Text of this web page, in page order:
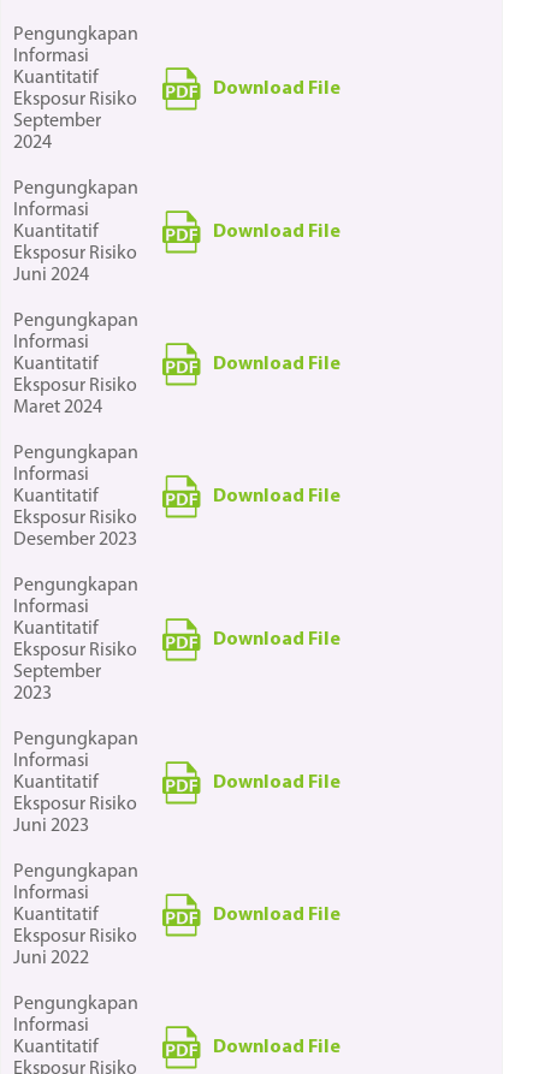
Pengungkapan
Informasi
Kuantitatif
Eksposur Risiko
September
2024
Download File
Pengungkapan
Informasi
Kuantitatif
Eksposur Risiko
Juni 2024
Download File
Pengungkapan
Informasi
Kuantitatif
Eksposur Risiko
Maret 2024
Download File
Pengungkapan
Informasi
Kuantitatif
Eksposur Risiko
Desember 2023
Download File
Pengungkapan
Informasi
Kuantitatif
Eksposur Risiko
September
2023
Download File
Pengungkapan
Informasi
Kuantitatif
Eksposur Risiko
Juni 2023
Download File
Pengungkapan
Informasi
Kuantitatif
Eksposur Risiko
Juni 2022
Download File
Pengungkapan
Informasi
Kuantitatif
Eksposur Risiko
Download File